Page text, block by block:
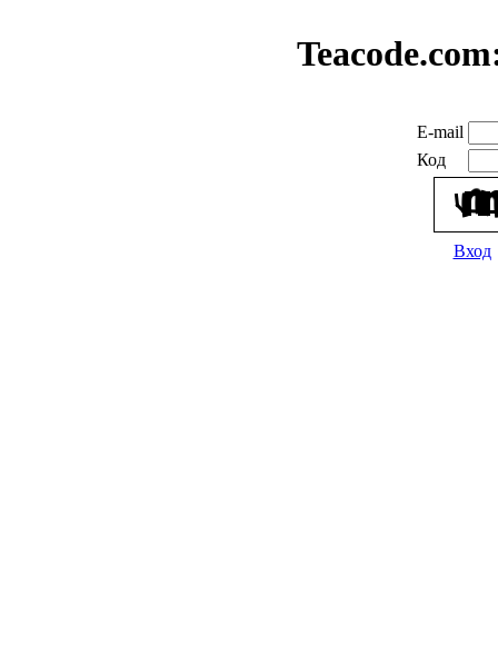
E-mail
Код
Вход